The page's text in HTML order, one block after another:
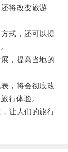
将改变旅游
式，还可以提
，提高当地的
，将会彻底改
行体验。
让人们的旅行